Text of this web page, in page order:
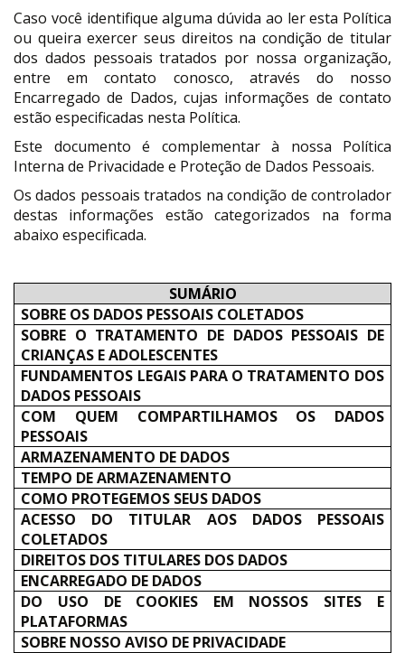
Caso você identifique alguma dúvida ao ler esta Política
ou queira exercer seus direitos na condição de titular
dos dados pessoais tratados por nossa organização,
entre em contato conosco, através do nosso
Encarregado de Dados, cujas informações de contato
estão especificadas nesta Política.
Este documento é complementar à nossa Política
Interna de Privacidade e Proteção de Dados Pessoais.
Os dados pessoais tratados na condição de controlador
destas informações estão categorizados na forma
abaixo especificada.
SUMÁRIO
SOBRE OS DADOS PESSOAIS COLETADOS
SOBRE O TRATAMENTO DE DADOS PESSOAIS DE
CRIANÇAS E ADOLESCENTES
FUNDAMENTOS LEGAIS PARA O TRATAMENTO DOS
DADOS PESSOAIS
COM QUEM COMPARTILHAMOS OS DADOS
PESSOAIS
ARMAZENAMENTO DE DADOS
TEMPO DE ARMAZENAMENTO
COMO PROTEGEMOS SEUS DADOS
ACESSO DO TITULAR AOS DADOS PESSOAIS
COLETADOS
DIREITOS DOS TITULARES DOS DADOS
ENCARREGADO DE DADOS
DO USO DE COOKIES EM NOSSOS SITES E
PLATAFORMAS
SOBRE NOSSO AVISO DE PRIVACIDADE